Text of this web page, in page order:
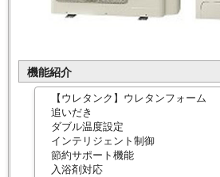
機能紹介
【ウレタンク】ウレタンフォーム
追いだき
ダブル温度設定
インテリジェント制御
節約サポート機能
入浴剤対応